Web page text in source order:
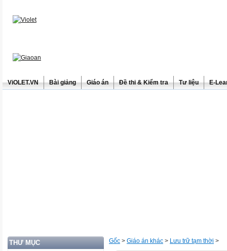
ViOLET.VN Bài giảng Giáo án Đề thi & Kiểm tra Tư liệu E-
THƯ MỤC Gốc > Giáo án khác > Lưu trữ tạm thời >